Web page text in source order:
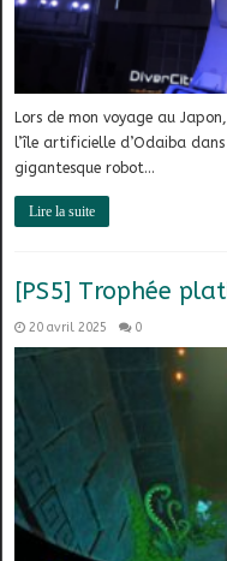
Lors de mon voyage au
l’île artificielle d’Odaiba
gigantesque robot…
Lire la suite
[PS5] Trophée
20 avril 2025 0